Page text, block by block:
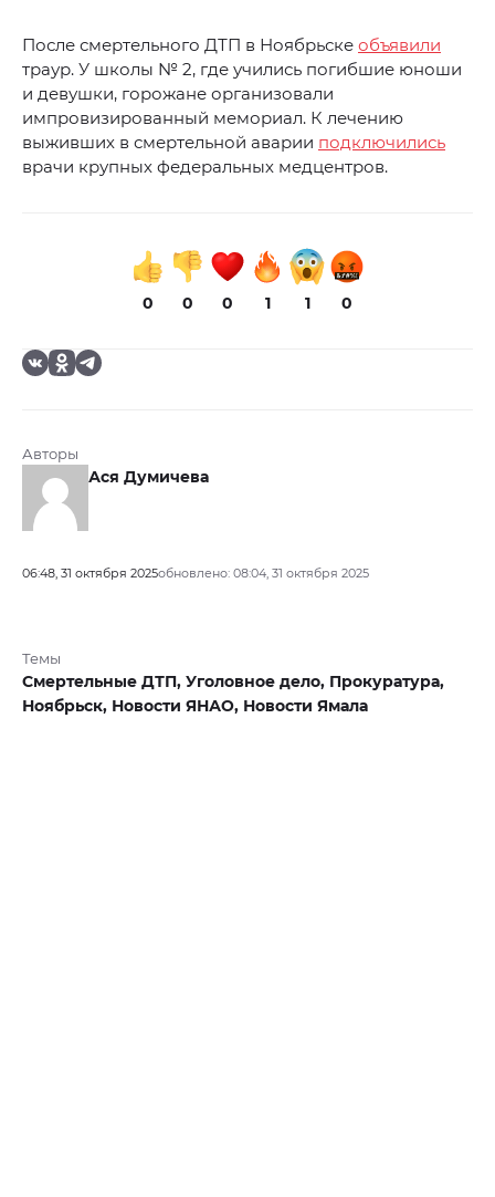
После смертельного ДТП в Ноябрьске объявили
траур. У школы № 2, где учились погибшие юноши
и девушки, горожане организовали
импровизированный мемориал. К лечению
выживших в смертельной аварии подключились
врачи крупных федеральных медцентров.
0 0 0 1 1 0
Авторы
Ася Думичева
06:48, 31 октября 2025обновлено: 08:04, 31 октября 2025
Темы
Смертельные ДТП, Уголовное дело, Прокуратура,
Ноябрьск, Новости ЯНАО, Новости Ямала